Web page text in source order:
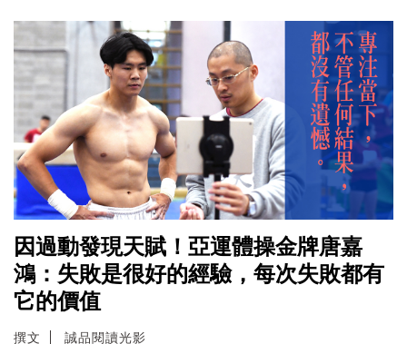
因過動發現天賦！亞運體操金牌唐嘉
鴻：失敗是很好的經驗，每次失敗都有
它的價值
撰文 誠品閱讀光影